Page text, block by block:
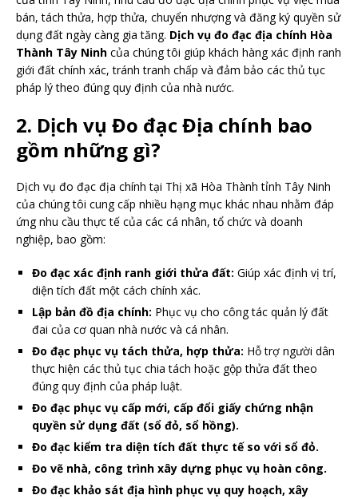
bán, tách thửa, hợp thửa, chuyển nhượng và đăng ký quyền sử
dụng đất ngày càng gia tăng. Dịch vụ đo đạc địa chính Hòa
Thành Tây Ninh của chúng tôi giúp khách hàng xác định ranh
giới đất chính xác, tránh tranh chấp và đảm bảo các thủ tục
pháp lý theo đúng quy định của nhà nước.
2. Dịch vụ Đo đạc Địa chính bao
gồm những gì?
Dịch vụ đo đạc địa chính tại Thị xã Hòa Thành tỉnh Tây Ninh
của chúng tôi cung cấp nhiều hạng mục khác nhau nhằm đáp
ứng nhu cầu thực tế của các cá nhân, tổ chức và doanh
nghiệp, bao gồm:
Đo đạc xác định ranh giới thửa đất: Giúp xác định vị trí,
diện tích đất một cách chính xác.
Lập bản đồ địa chính: Phục vụ cho công tác quản lý đất
đai của cơ quan nhà nước và cá nhân.
Đo đạc phục vụ tách thửa, hợp thửa: Hỗ trợ người dân
thực hiện các thủ tục chia tách hoặc gộp thửa đất theo
đúng quy định của pháp luật.
Đo đạc phục vụ cấp mới, cấp đổi giấy chứng nhận
quyền sử dụng đất (sổ đỏ, sổ hồng).
Đo đạc kiểm tra diện tích đất thực tế so với sổ đỏ.
Đo vẽ nhà, công trình xây dựng phục vụ hoàn công.
Đo đạc khảo sát địa hình phục vụ quy hoạch, xây